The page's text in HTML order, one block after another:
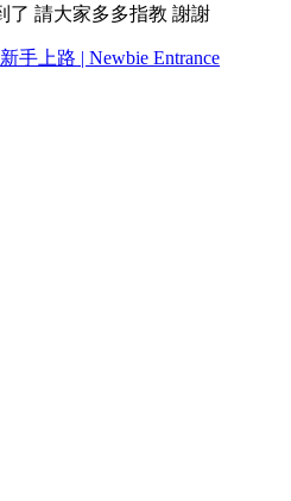
了 請大家多多指教 謝謝
新手上路 | Newbie Entrance